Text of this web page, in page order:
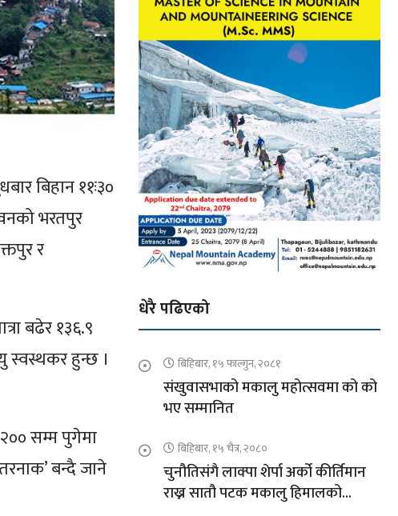
बिहान ११ः३०
भरतपुर
र
बढेर १३६.९
स्वस्थकर हुन्छ ।
सम्म पुगेमा
बन्दै जाने
धेरै पढिएको
बिहिबार, १५ फाल्गुन, २०८१
संखुवासभाको मकालु महोत्सवमा को को
भए सम्मानित
बिहिबार, १५ चैत्र, २०८०
चुनौतिसंगै लाक्पा शेर्पा अर्को कीर्तिमान
राख्न सातौ पटक मकालु हिमालको